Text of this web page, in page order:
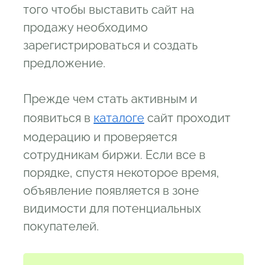
того чтобы выставить сайт на
продажу необходимо
зарегистрироваться и создать
предложение.
Прежде чем стать активным и
появиться в каталоге сайт проходит
модерацию и проверяется
сотрудникам биржи. Если все в
порядке, спустя некоторое время,
объявление появляется в зоне
видимости для потенциальных
покупателей.